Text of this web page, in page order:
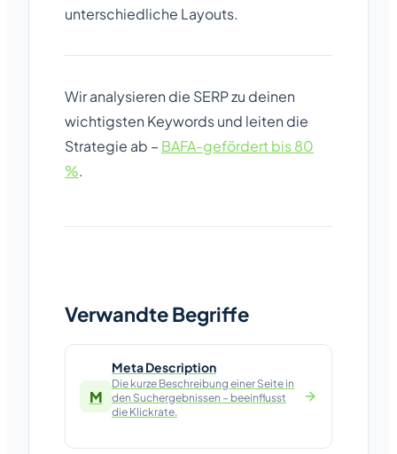
unterschiedliche Layouts.
Wir analysieren die SERP zu deinen
wichtigsten Keywords und leiten die
Strategie ab – BAFA-gefördert bis 80
%.
Verwandte Begriffe
M
Meta Description
Die kurze Beschreibung einer Seite in
den Suchergebnissen – beeinflusst
die Klickrate.